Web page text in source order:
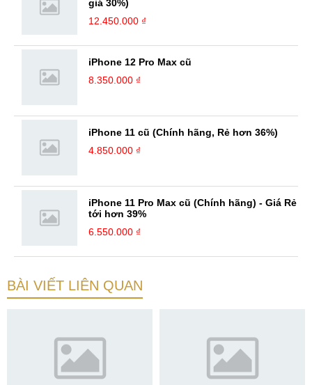
giá 30%)
12.450.000 ₫
iPhone 12 Pro Max cũ
8.350.000 ₫
iPhone 11 cũ (Chính hãng, Rẻ hơn 36%)
4.850.000 ₫
iPhone 11 Pro Max cũ (Chính hãng) - Giá Rẻ
tới hơn 39%
6.550.000 ₫
BÀI VIẾT LIÊN QUAN